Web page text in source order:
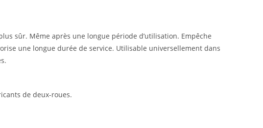
sûr. Même après une longue période d’utilisation. Empêche
une longue durée de service. Utilisable universellement dans
de deux-roues.